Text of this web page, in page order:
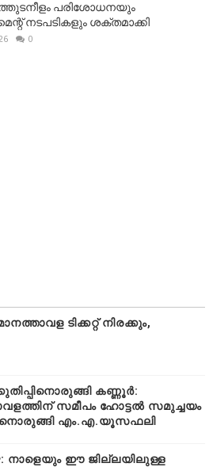
പരിശോധനയും
നടപടികളും ശക്തമാക്കി
0
ടിക്കറ്റ് നിരക്കും,
കണ്ണൂർ:
സമീപം ഹോട്ടൽ സമുച്ചയം
എം.എ.യൂസഫലി
നാളെയും ഈ ജില്ലയിലുള്ള